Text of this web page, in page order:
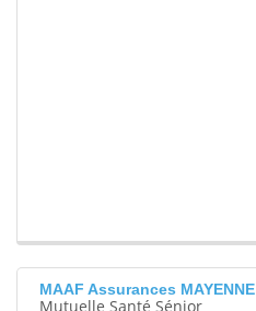
MAAF Assurances MAYENNE
Mutuelle Santé Sénior